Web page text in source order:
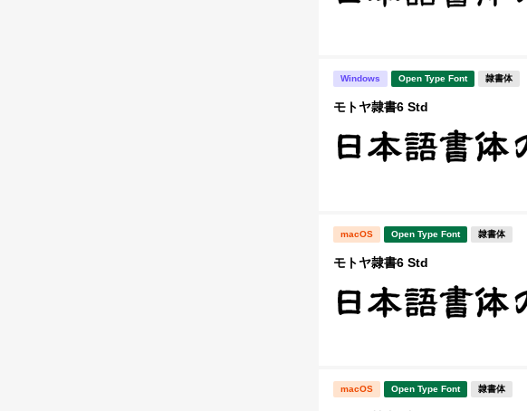
Windows Open Type Font 隷書体
モトヤ隷書6 Std
macOS Open Type Font 隷書体
モトヤ隷書6 Std
macOS Open Type Font 隷書体